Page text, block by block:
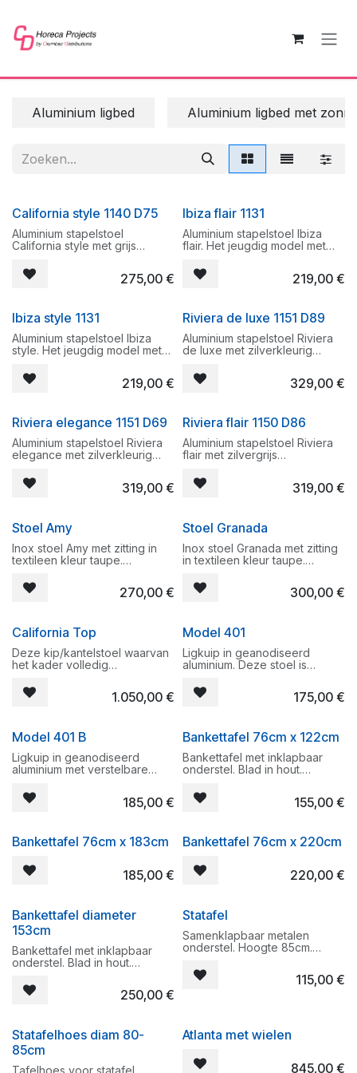
Aluminium ligbed Aluminium ligbed met
California style 1140 D75
Aluminium stapelstoel
California style met grijs
crema stof. Zeer degelijke
tuinstoel met ook aluminium
Stapelbaar
275,00€
Ibiza flair 1131
Aluminium stapelstoel Ibiza
flair. Het jeugdig model met
gepoederlakt met taupe D86
bespanning.
219,00€
Ibiza style 1131
Aluminium stapelstoel Ibiza
style. Het jeugdig model met
gepoederlakt met crema D75
bespanning.
219,00€
Riviera de luxe 1151 D89
Aluminium stapelstoel Riviera
de luxe met zilverkleurig
de luxe stof. Zeer degelijke
tuinstoel met ook aluminium
Stapelbaar
329,00€
Riviera elegance 1151 D69
Aluminium stapelstoel Riviera
elegance met zilverkleurig
zwarte stof. Zeer degelijke
tuinstoel met ook aluminium
Stapelbaar
319,00€
Riviera flair 1150 D86
Aluminium stapelstoel Riviera
flair met zilvergrijs
taupe stof. Zeer degelijke
tuinstoel met teak op
Stapelbaar
319,00€
Stoel Amy
Inox stoel Amy met zitting in
textileen kleur taupe.
x 89cm hoog. Zitvlak is 46cm
hoog. Armleuningen 66cm
Zowel voor binnen als buiten
270,00€
Stoel Granada
Inox stoel Granada met zitting
in textileen kleur taupe.
x 85cm hoog. Zitvlak is 45cm
hoog. Hoogste zijde
Zowel voor binnen als buiten
300,00€
California Top
Deze kip/kantelstoel waarvan
het kader volledig
behoort bij de topklasse in zijn
segment. De doek zit volledig
qua ligcomfort.
1.050,00€
Model 401
Ligkuip in geanodiseerd
aluminium. Deze stoel is
Deze ligkuip is ideaal aan het
nodig.
175,00€
Model 401 B
Ligkuip in geanodiseerd
aluminium met verstelbare
verstelbaar in 3 posities.
doek is vervangbaar indien
185,00€
Bankettafel 76cm x 122cm
Bankettafel met inklapbaar
onderstel. Blad in hout.
122cm x 76cm
155,00€
Bankettafel 76cm x 183cm
185,00€
Bankettafel 76cm x 220cm
220,00€
Bankettafel diameter
153cm
Bankettafel met inklapbaar
onderstel. Blad in hout.
153cm.
250,00€
Statafel
Samenklapbaar metalen
onderstel. Hoogte 85cm.
wit, zwart of rood.
115,00€
Statafelhoes diam 80-
85cm
Tafelhoes voor statafel
Atlanta met wielen
845,00€